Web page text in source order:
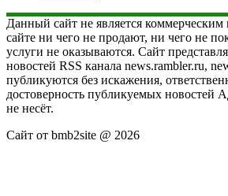
Данный сайт не является
сайте ни чего не продают, ни чего не
услуги не оказываются. Сайт
новостей RSS канала news.rambler.ru,
публикуются без искажения,
достоверность публикуемых новостей
не несёт.
Сайт от bmb2site @ 2026